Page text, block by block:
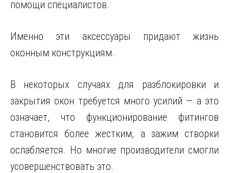
помощи специалистов.
Именно эти аксессуары придают жизнь
оконным конструкциям.
В некоторых случаях для разблокировки и
закрытия окон требуется много усилий — а это
означает, что функционирование фитингов
становится более жестким, а зажим створки
ослабляется. Но многие производители смогли
усовершенствовать это.